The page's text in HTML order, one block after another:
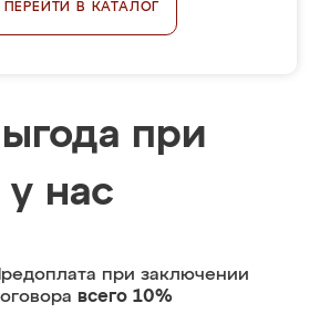
ПЕРЕЙТИ В КАТАЛОГ
при
у нас
при заключении
всего 10%